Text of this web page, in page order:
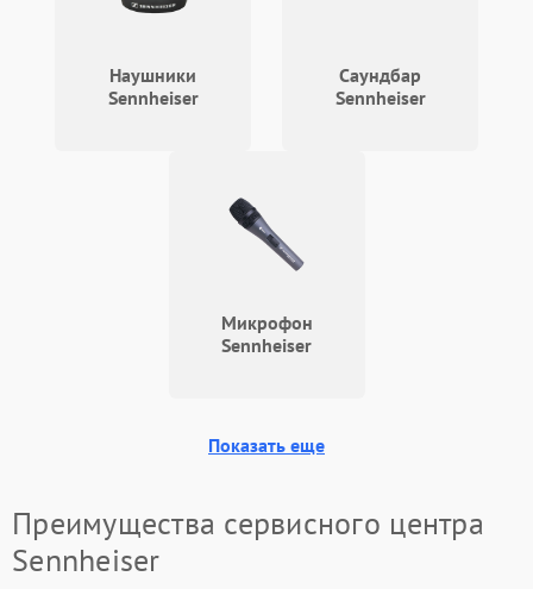
Наушники
Sennheiser
Саундбар
Sennheiser
Микрофон
Sennheiser
Показать еще
Преимущества сервисного центра
Sennheiser